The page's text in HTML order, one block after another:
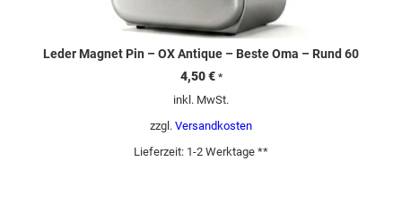
Leder Magnet Pin – OX Antique – Beste Oma – Rund 60
4,50€ *
inkl. MwSt.
zzgl. Versandkosten
Lieferzeit: 1-2 Werktage **